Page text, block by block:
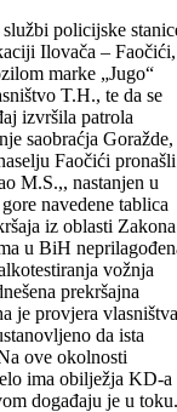
policijske
Ilovača – Faočići,
marke „Jugo“
T.H., te da se
izvršila patrola
saobraćja Goražde,
Faočići pronašli
M.S.,, nastanjen u
navedene tablica
iz oblasti Zakona
u BiH
vožnja
prekršajna
je provjera vlasništva
da ista